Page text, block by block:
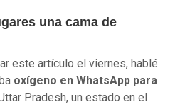
una cama de
este artículo el viernes, hablé
oxígeno en WhatsApp para
Pradesh, un estado en el